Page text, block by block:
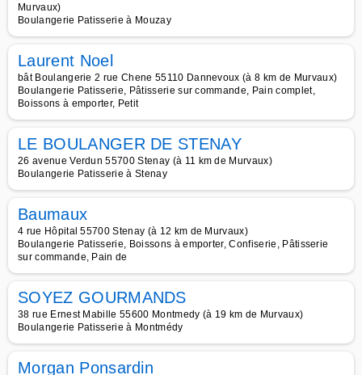
Murvaux)
Boulangerie Patisserie à Mouzay
Laurent Noel
bât Boulangerie 2 rue Chene 55110 Dannevoux (à 8 km de Murvaux)
Boulangerie Patisserie, Pâtisserie sur commande, Pain complet,
Boissons à emporter, Petit
LE BOULANGER DE STENAY
26 avenue Verdun 55700 Stenay (à 11 km de Murvaux)
Boulangerie Patisserie à Stenay
Baumaux
4 rue Hôpital 55700 Stenay (à 12 km de Murvaux)
Boulangerie Patisserie, Boissons à emporter, Confiserie, Pâtisserie
sur commande, Pain de
SOYEZ GOURMANDS
38 rue Ernest Mabille 55600 Montmedy (à 19 km de Murvaux)
Boulangerie Patisserie à Montmédy
Morgan Ponsardin